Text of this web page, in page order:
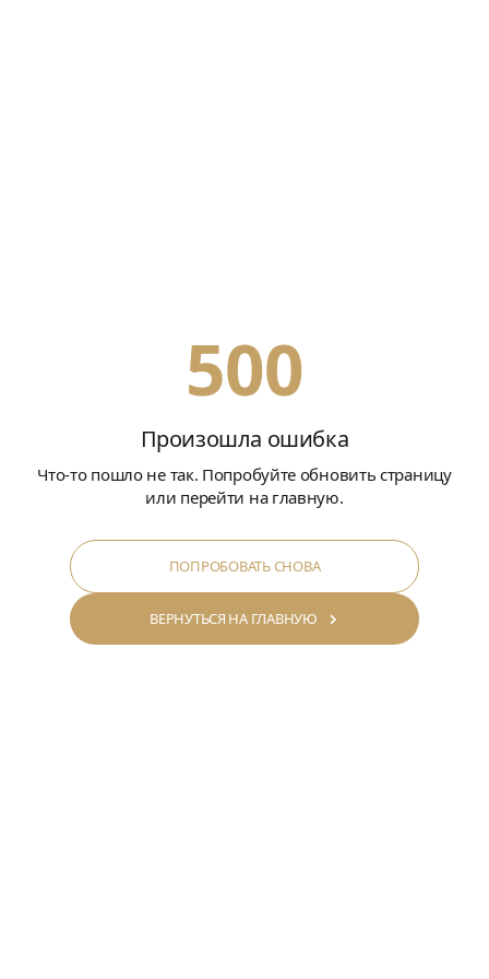
500
Произошла ошибка
Что-то пошло не так. Попробуйте обновить страницу
или перейти на главную.
ПОПРОБОВАТЬ СНОВА
ВЕРНУТЬСЯ НА ГЛАВНУЮ